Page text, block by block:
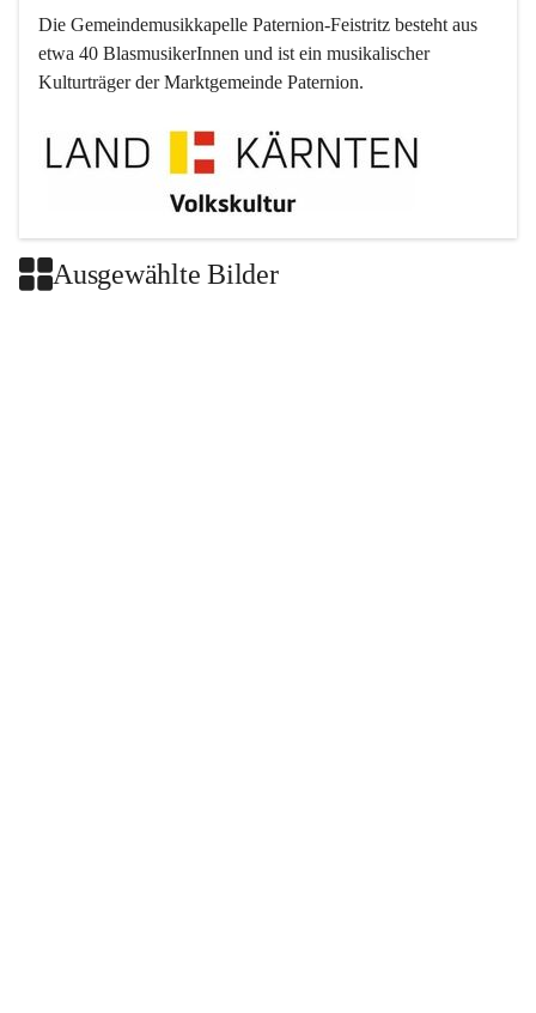
Die Gemeindemusikkapelle Paternion-Feistritz besteht aus
etwa 40 BlasmusikerInnen und ist ein musikalischer
Kulturträger der Marktgemeinde Paternion.
Ausgewählte Bilder